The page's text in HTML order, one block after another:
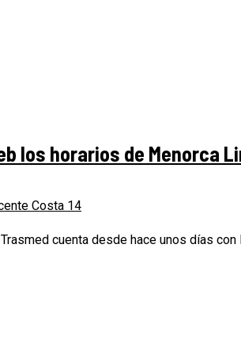
los horarios de Menorca
Costa 14
cuenta desde hace unos días